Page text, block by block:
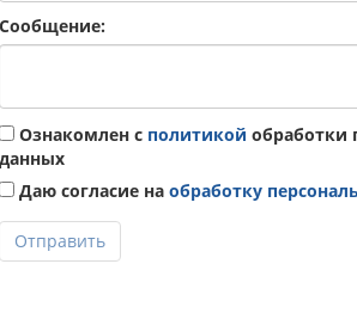
Сообщение:
Ознакомлен с политикой обработки
данных
Даю согласие на обработку
Отправить